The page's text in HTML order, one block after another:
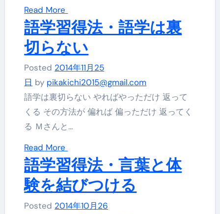
Read More
語学習得法・語学は裏
切らない
Posted 2014年11月25
日 by pikakichi2015@gmail.com
語学は裏切らない やればやっただけ 返って
くる その方法が 偏れば 偏っただけ 返ってく
る Ｍさんと…
Read More
語学習得法・言葉と体
験を結びつける
Posted 2014年10月26